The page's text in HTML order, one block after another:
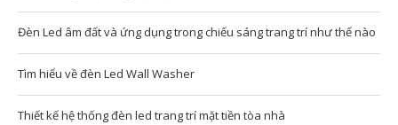
Đèn Led âm đất và ứng dụng trong chiếu sáng trang trí như thế nào
Tìm hiểu về đèn Led Wall Washer
Thiết kế hệ thống đèn led trang trí mặt tiền tòa nhà